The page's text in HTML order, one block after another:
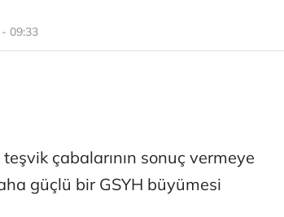
09:33
çabalarının sonuç vermeye
güçlü bir GSYH büyümesi